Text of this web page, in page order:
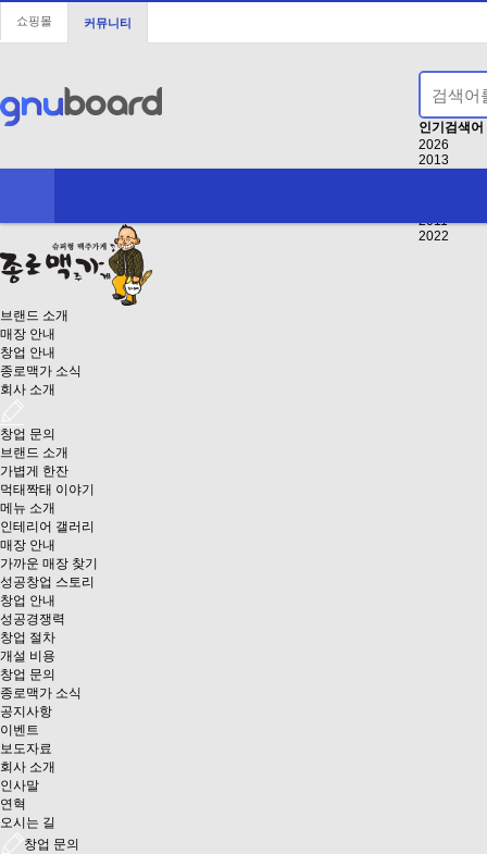
쇼핑몰 커뮤니티
인기검색어
2026
2013
2011
2022
브랜드 소개
매장 안내
창업 안내
종로맥가 소식
회사 소개
창업 문의
브랜드 소개
가볍게 한잔
먹태짝태 이야기
메뉴 소개
인테리어 갤러리
매장 안내
가까운 매장 찾기
성공창업 스토리
창업 안내
성공경쟁력
창업 절차
개설 비용
창업 문의
종로맥가 소식
공지사항
이벤트
보도자료
회사 소개
인사말
연혁
오시는 길
창업 문의